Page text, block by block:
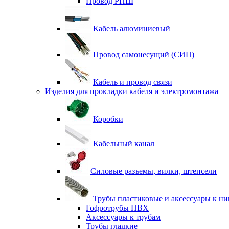
Кабель алюминиевый
Провод самонесущий (СИП)
Кабель и провод связи
Изделия для прокладки кабеля и электромонтажа
Коробки
Кабельный канал
Силовые разъемы, вилки, штепсели
Трубы пластиковые и аксессуары к
Гофротрубы ПВХ
Аксессуары к трубам
Трубы гладкие